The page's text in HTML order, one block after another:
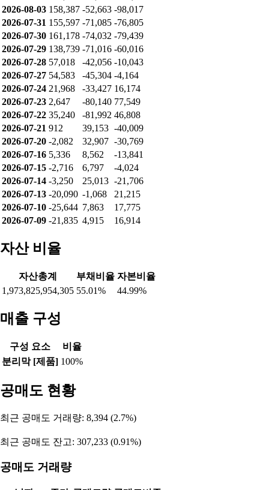
2026-08-03 158,387 -52,663 -98,017
2026-07-31 155,597 -71,085 -76,805
2026-07-30 161,178 -74,032 -79,439
2026-07-29 138,739 -71,016 -60,016
2026-07-28 57,018 -42,056 -10,043
2026-07-27 54,583 -45,304 -4,164
2026-07-24 21,968 -33,427 16,174
2026-07-23 2,647 -80,140 77,549
2026-07-22 35,240 -81,992 46,808
2026-07-21 912 39,153 -40,009
2026-07-20 -2,082 32,907 -30,769
2026-07-16 5,336 8,562
-13,841
2026-07-15 -2,716 6,797
-4,024
2026-07-14 -3,250 25,013 -21,706
2026-07-13 -20,090 -1,068
21,215
2026-07-10 -25,644 7,863
17,775
2026-07-09 -21,835 4,915 16,914
자산 비율
자산총계 부채비율 자본비율
1,973,825,954,305 55.01% 44.99%
매출 구성
구성 요소
비율
분리막 [제품] 100%
공매도 현황
최근 공매도 거래량: 8,394 (2.7%)
최근 공매도 잔고: 307,233 (0.91%)
공매도 거래량